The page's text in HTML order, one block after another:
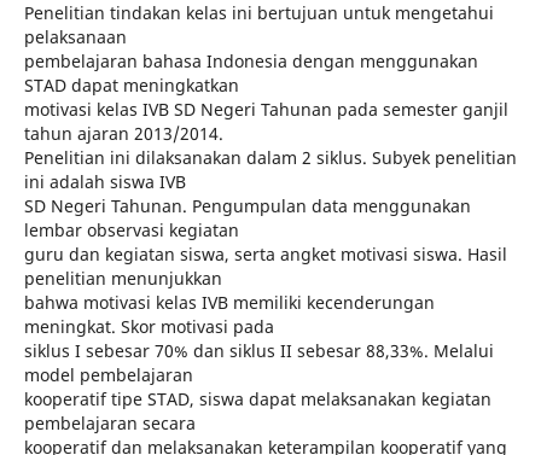
Penelitian tindakan kelas ini bertujuan untuk mengetahui
pelaksanaan
pembelajaran bahasa Indonesia dengan menggunakan
STAD dapat meningkatkan
motivasi kelas IVB SD Negeri Tahunan pada semester ganjil
tahun ajaran 2013/2014.
Penelitian ini dilaksanakan dalam 2 siklus. Subyek penelitian
ini adalah siswa IVB
SD Negeri Tahunan. Pengumpulan data menggunakan
lembar observasi kegiatan
guru dan kegiatan siswa, serta angket motivasi siswa. Hasil
penelitian menunjukkan
bahwa motivasi kelas IVB memiliki kecenderungan
meningkat. Skor motivasi pada
siklus I sebesar 70% dan siklus II sebesar 88,33%. Melalui
model pembelajaran
kooperatif tipe STAD, siswa dapat melaksanakan kegiatan
pembelajaran secara
kooperatif dan melaksanakan keterampilan kooperatif yang